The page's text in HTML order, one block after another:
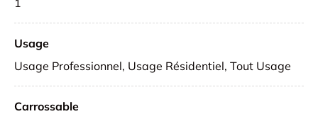
Usage
Usage Professionnel, Usage Résidentiel, Tout Usage
Carrossable